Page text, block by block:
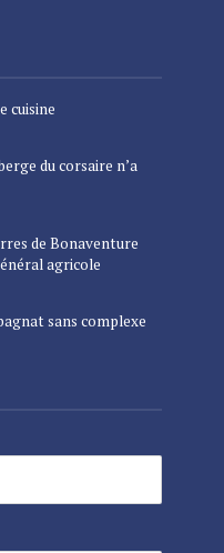
cuisine
du corsaire n’a
de Bonaventure
agricole
sans complexe